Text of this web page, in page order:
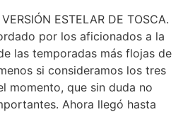
ESTELAR DE TOSCA.
por los aficionados a la
las temporadas más flojas de
si consideramos los tres
momento, que sin duda no
Ahora llegó hasta